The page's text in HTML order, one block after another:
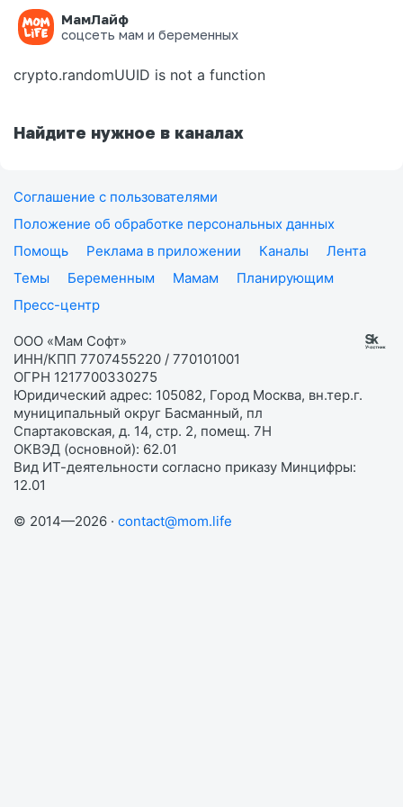
МамЛайф
соцсеть мам и беременных
Ошибка на странице
crypto.randomUUID is not a function
Найдите нужное в каналах
Соглашение с пользователями
Положение об обработке персональных данных
Помощь
Реклама в приложении Каналы
Лента
Темы
Беременным Мамам
Планирующим
Пресс-центр
ООО «Мам Софт»
ИНН/КПП 7707455220 / 770101001
ОГРН 1217700330275
Юридический адрес: 105082, Город Москва, вн.тер.г.
муниципальный округ Басманный, пл
Спартаковская, д. 14, стр. 2, помещ. 7Н
ОКВЭД (основной): 62.01
Вид ИТ-деятельности согласно приказу Минцифры:
12.01
© 2014—2026 · contact@mom.life